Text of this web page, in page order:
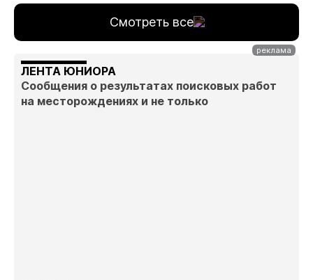
Смотреть все
ЛЕНТА ЮНИОРА
Сообщения о результатах поисковых работ
на месторождениях и не только